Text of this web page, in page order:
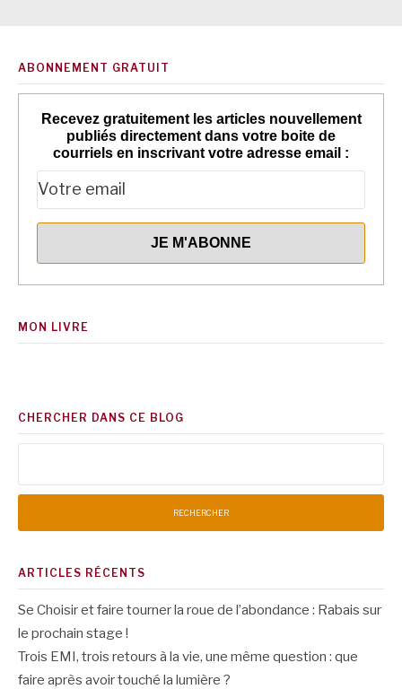
ABONNEMENT GRATUIT
Recevez gratuitement les articles nouvellement
publiés directement dans votre boite de
courriels en inscrivant votre adresse email :
MON LIVRE
CHERCHER DANS CE BLOG
ARTICLES RÉCENTS
Se Choisir et faire tourner la roue de l’abondance : Rabais sur
le prochain stage !
Trois EMI, trois retours à la vie, une même question : que
faire après avoir touché la lumière ?